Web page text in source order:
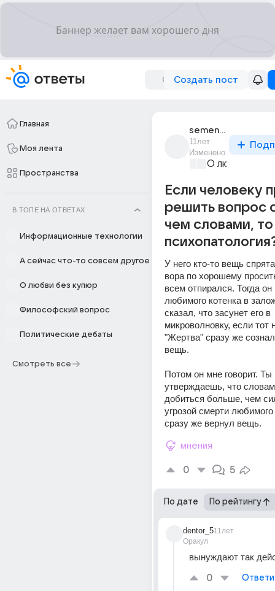
Создать пост
Главная
Моя лента
Пространства
В ТОПЕ НА ОТВЕТАХ
Информационные технологии
А сейчас что-то совсем другое
О любви без купюр
Философский вопрос
Политические дебаты
Смотреть все
semen_2394
11лет
Изменено
О любви без
Если человеку
решить вопрос
чем словами, то
У него кто-то вещь
вора по хорошему
всем отпирался. Тогда он
любимого котенка в
сказал, что засунет его в
микроволновку, если тот
"Жертва" сразу же
вещь.
Потом он мне говорит.
утверждаешь, что
добиться больше, чем
угрозой смерти любимого
сразу же вернул вещь.
мнения
0 5
По дате По рейтингу
dentor_5
Оракул
11лет
вынуждают так
0